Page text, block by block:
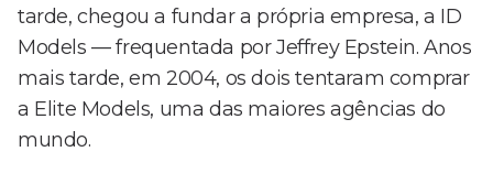
tarde, chegou a fundar a própria empresa, a ID
Models — frequentada por Jeffrey Epstein. Anos
mais tarde, em 2004, os dois tentaram comprar
a Elite Models, uma das maiores agências do
mundo.